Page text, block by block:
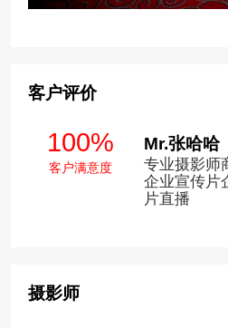
客户评价
100%
客户满意度
Mr.张哈哈
专业摄影师
企业宣传片
片直播
摄影师